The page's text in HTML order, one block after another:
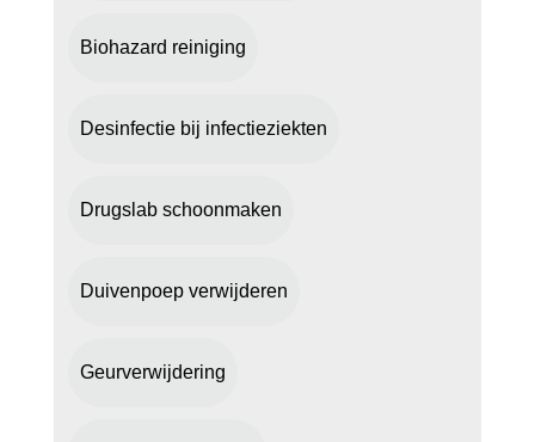
Biohazard reiniging
Desinfectie bij infectieziekten
Drugslab schoonmaken
Duivenpoep verwijderen
Geurverwijdering